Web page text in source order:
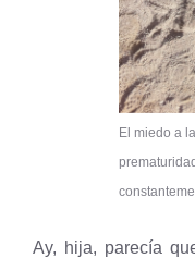
El miedo a
Ay, hija, parecía